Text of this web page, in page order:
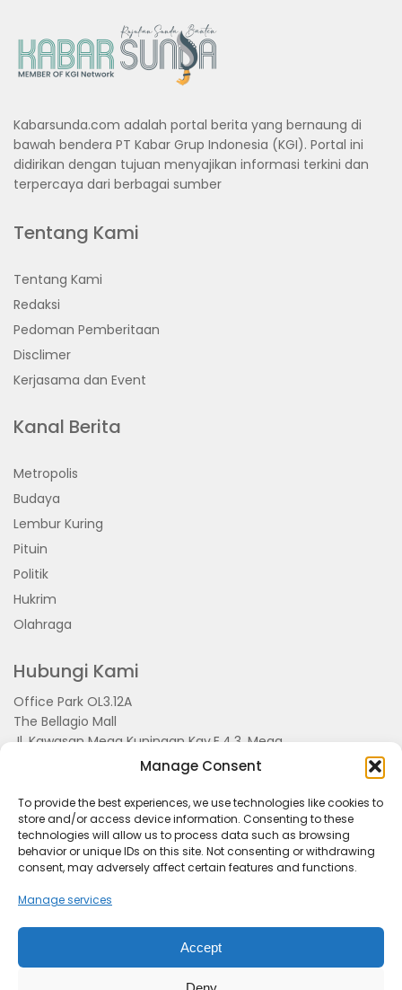
Manage Consent
To provide the best experiences, we use technologies like cookies to
store and/or access device information. Consenting to these
technologies will allow us to process data such as browsing
behavior or unique IDs on this site. Not consenting or withdrawing
consent, may adversely affect certain features and functions.
Manage services
Accept
Kabarsunda.com adalah portal berita yang bernaung di
bawah bendera PT Kabar Grup Indonesia (KGI). Portal ini
didirikan dengan tujuan menyajikan informasi terkini dan
terpercaya dari berbagai sumber
Tentang Kami
Tentang Kami
Redaksi
Pedoman Pemberitaan
Disclimer
Kerjasama dan Event
Kanal Berita
Metropolis
Budaya
Lembur Kuring
Pituin
Politik
Hukrim
Olahraga
Hubungi Kami
Office Park OL3.12A
The Bellagio Mall
Jl. Kawasan Mega Kuningan Kav.E.4.3, Mega
Kuningan, Kel. Kuningan Timur,
Kec.Setiabudi, Jakarta Selatan 15810
Kerjasama dan Event